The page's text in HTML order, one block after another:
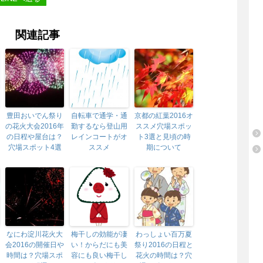
関連記事
豊田おいでん祭り
の花火大会2016年
の日程や屋台は？
穴場スポット4選
自転車で通学・通
勤するなら登山用
レインコートがオ
ススメ
京都の紅葉2016オ
ススメ穴場スポッ
ト3選と見頃の時
期について
なにわ淀川花火大
会2016の開催日や
時間は？穴場スポ
梅干しの効能が凄
い！からだにも美
容にも良い梅干し
わっしょい百万夏
祭り2016の日程と
花火の時間は？穴